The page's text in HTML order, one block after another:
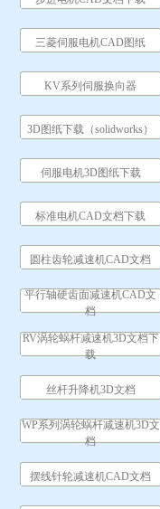
三菱伺服电机CAD图纸
KV系列伺服换向器
3D图纸下载（solidworks）
伺服电机3D图纸下载
标准电机CAD文档下载
圆柱齿轮减速机CAD文档
平行轴硬齿面减速机CAD文
档
RV涡轮蜗杆减速机3D文档下
载
丝杆升降机3D文档
WP系列涡轮蜗杆减速机3D文
档
摆线针轮减速机CAD文档